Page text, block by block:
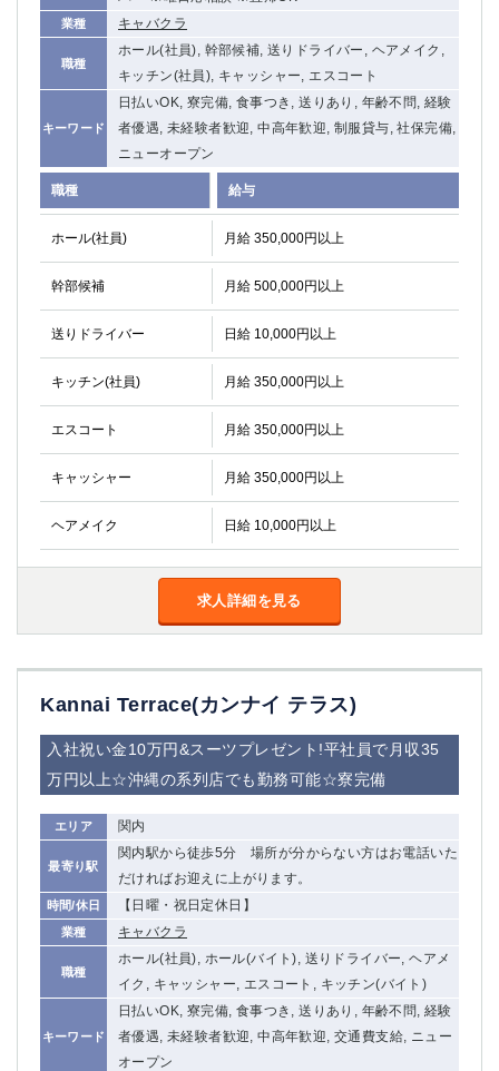
業種 キャバクラ
職種
ホール(社員), 幹部候補, 送りドライバー, ヘアメイク,
キッチン(社員), キャッシャー, エスコート
キーワード
日払いOK, 寮完備, 食事つき, 送りあり, 年齢不問, 経験
者優遇, 未経験者歓迎, 中高年歓迎, 制服貸与, 社保完備,
ニューオープン
職種 給与
ホール(社員) 月給 350,000円以上
幹部候補 月給 500,000円以上
送りドライバー 日給 10,000円以上
キッチン(社員) 月給 350,000円以上
エスコート 月給 350,000円以上
キャッシャー 月給 350,000円以上
ヘアメイク 日給 10,000円以上
求人詳細を見る
Kannai Terrace(カンナイ テラス)
入社祝い金10万円&スーツプレゼント!平社員で月収35
万円以上☆沖縄の系列店でも勤務可能☆寮完備
エリア 関内
最寄り駅
関内駅から徒歩5分 場所が分からない方はお電話いた
だければお迎えに上がります。
時間/休日 【日曜・祝日定休日】
業種 キャバクラ
職種
ホール(社員), ホール(バイト), 送りドライバー, ヘアメ
イク, キャッシャー, エスコート, キッチン(バイト)
キーワード
日払いOK, 寮完備, 食事つき, 送りあり, 年齢不問, 経験
者優遇, 未経験者歓迎, 中高年歓迎, 交通費支給, ニュー
オープン